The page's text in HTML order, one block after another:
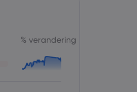
% verandering